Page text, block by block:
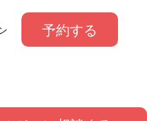
予約する